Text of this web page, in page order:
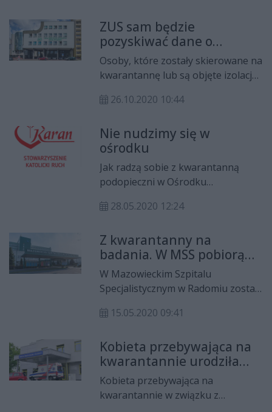
europejskich państw wprowadziło
restrykcje dotyczące wjazdu. MSZ
apeluje o unikanie podróży
zagranicznych, które nie są
konieczne. Sprawdziliśmy, czego
możemy spodziewać się
krajów.
ZUS sam będzie
pozyskiwać dane o
kwarantannie
Osoby, które zostały skierowane na
kwarantannę lub są objęte izolacją
zasiłku, nie muszą już dostarczać
pracodawcy. Zakład będzie
pozyskiwał takie dane
automatycznie.
26.10.2020 10:44
Nie nudzimy się w
ośrodku
Jak radzą sobie z kwarantanną
podopieczni w Ośrodku
Uzależnionych w Radomiu. Gościem
Kaźmierczak ze Stowarzyszenia
"Karan".
28.05.2020 12:24
Z kwarantanny na
badania. W MSS pobiorą
próbki na obecność
COVID-19
W Mazowieckim Szpitalu
Specjalistycznym w Radomiu został
biologicznego do przeprowadzenia
15.05.2020 09:41
Kobieta przebywająca na
kwarantannie urodziła
dziecko w radomskim
szpitalu
Kobieta przebywająca na
kwarantannie w związku z